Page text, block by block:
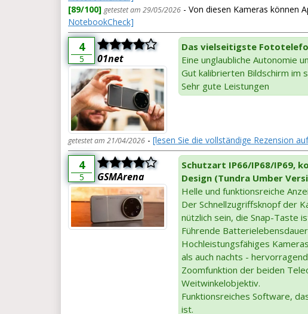
[89/100] getestet am 29/05/2026 - Von diesen Kameras können
NotebookCheck]
4
5 01net
Das vielseitigste
Eine unglaubliche Autonomie
Gut kalibrierten Bildschirm im
Sehr gute Leistungen
getestet am 21/04/2026 - [lesen Sie die vollständige Rezension
4
5 GSMArena
Schutzart IP66/IP68/IP69,
Design (Tundra Umber
Helle und funktionsreiche
Der Schnellzugriffsknopf der
nützlich sein, die Snap-Taste
Führende
Hochleistungsfähiges
als auch nachts -
Zoomfunktion der beiden
Weitwinkelobjektiv.
Funktionsreiches Software,
ist.